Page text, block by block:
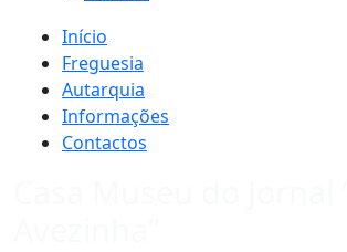
Início
Freguesia
Autarquia
Informações
Contactos